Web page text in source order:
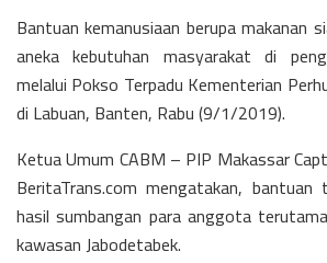
Bantuan kemanusiaan berupa makanan
aneka kebutuhan masyarakat di
melalui Pokso Terpadu Kementerian
di Labuan, Banten, Rabu (9/1/2019).
Ketua Umum CABM – PIP Makassar
BeritaTrans.com mengatakan, bantuan
hasil sumbangan para anggota
kawasan Jabodetabek.